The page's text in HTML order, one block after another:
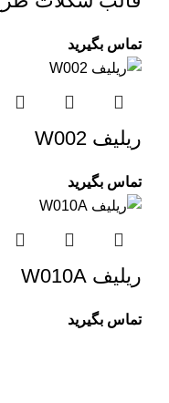
تماس بگیرید
ریلیف W002
تماس بگیرید
ریلیف W010A
تماس بگیرید